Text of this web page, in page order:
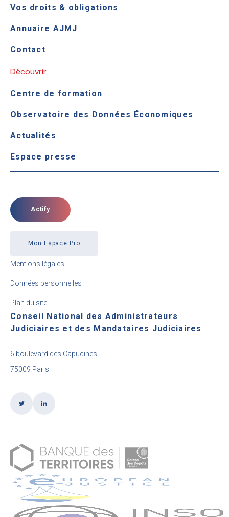
Vos droits & obligations
Annuaire AJMJ
Contact
Découvrir
Centre de formation
Observatoire des Données Économiques
Actualités
Espace presse
Actify
Mon Espace Pro
Mentions légales
Données personnelles
Plan du site
Conseil National des Administrateurs
Judiciaires et des Mandataires Judiciaires
6 boulevard des Capucines
75009 Paris